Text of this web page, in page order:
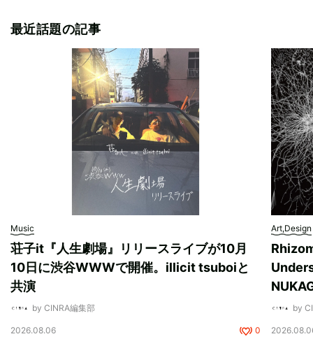
最近話題の記事
Music
荘子it『人生劇場』リリースライブが10月
10日に渋谷WWWで開催。illicit tsuboiと
共演
by CINRA編集部
2026.08.06 0
Art,Design
by